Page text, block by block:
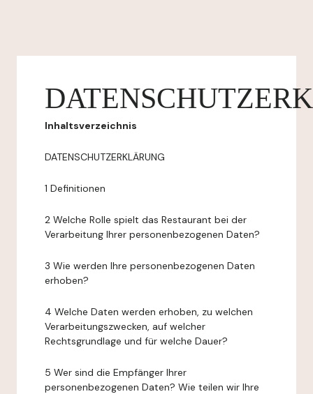
Inhaltsverzeichnis
DATENSCHUTZERKLÄRUNG
1 Definitionen
2 Welche Rolle spielt das Restaurant bei der
Verarbeitung Ihrer personenbezogenen Daten?
3 Wie werden Ihre personenbezogenen Daten
erhoben?
4 Welche Daten werden erhoben, zu welchen
Verarbeitungszwecken, auf welcher
Rechtsgrundlage und für welche Dauer?
5 Wer sind die Empfänger Ihrer
personenbezogenen Daten? Wie teilen wir Ihre